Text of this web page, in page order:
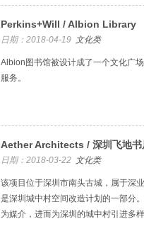
Perkins+Will / Albion Library
日期：2018-04-19 文化类
Albion图书馆被设计成了一个文化广
服务。
Aether Architects / 深圳飞地书
日期：2018-03-22 文化类
该项目位于深圳市南头古城，属于深
是深圳城中村空间改造计划的一部分
为媒介，进而为深圳的城中村引进多